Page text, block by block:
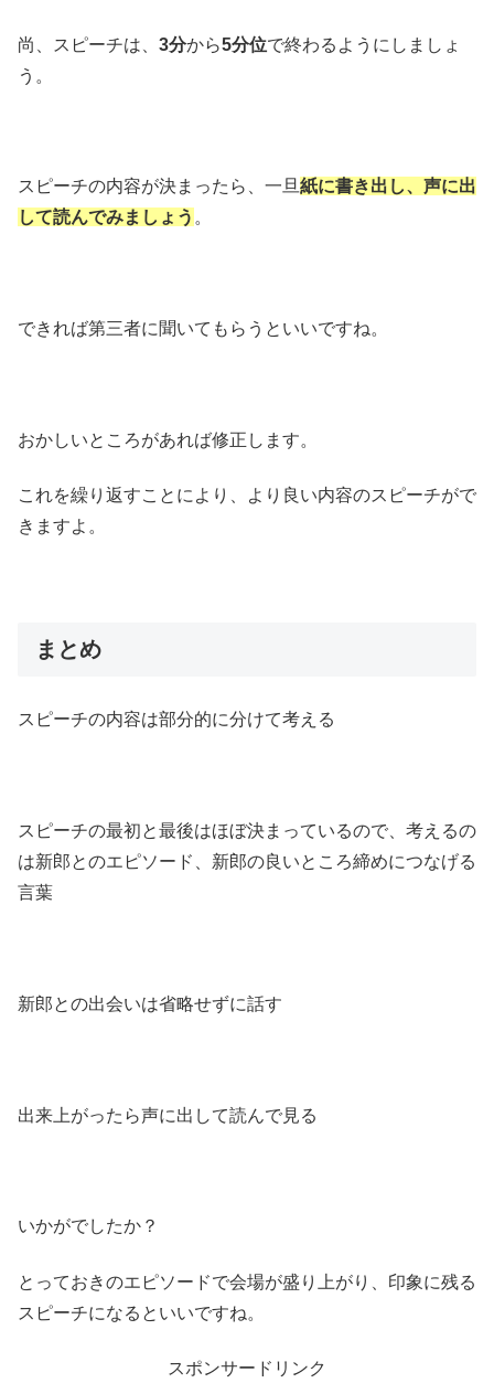
尚、スピーチは、 3分から5分位で終わるようにしましょ
う。
スピーチの内容が決まったら、一旦紙に書き出し、声に出
して読んでみましょう 。
できれば第三者に聞いてもらうといいですね。
おかしいところがあれば修正します。
これを繰り返すことにより、より良い内容のスピーチがで
きますよ。
まとめ
スピーチの内容は部分的に分けて考える
スピーチの最初と最後はほぼ決まっているので、考えるの
は新郎とのエピソード、新郎の良いところ締めにつなげる
言葉
新郎との出会いは省略せずに話す
出来上がったら声に出して読んで見る
いかがでしたか？
とっておきのエピソードで会場が盛り上がり、印象に残る
スピーチになるといいですね。
スポンサードリンク